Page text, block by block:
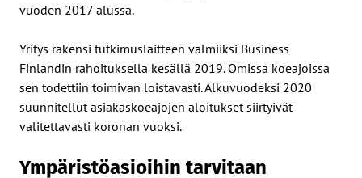
vuoden 2017 alussa.
Yritys rakensi tutkimuslaitteen valmiiksi Business
Finlandin rahoituksella kesällä 2019. Omissa koeajoissa
sen todettiin toimivan loistavasti. Alkuvuodeksi 2020
suunnitellut asiakaskoeajojen aloitukset siirtyivät
valitettavasti koronan vuoksi.
Ympäristöasioihin tarvitaan